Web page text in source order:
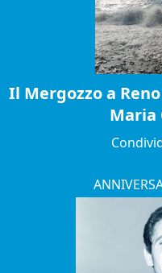
Il Mergozzo a
Maria